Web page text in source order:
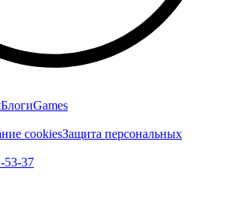
БлогиGames
cookiesЗащита персональных
53-37